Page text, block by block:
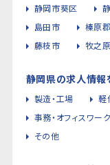
静岡市葵区
島田市
榛原
藤枝市
牧之
静岡県の求人情報
製造・工場 軽
事務・オフィスワーク
その他